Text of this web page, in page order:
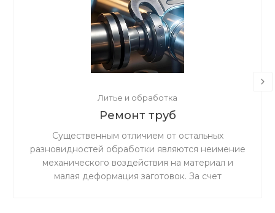
Литье и обработка
Ремонт труб
Существенным отличием от остальных
разновидностей обработки являются неимение
механического воздействия на материал и
малая деформация заготовок. За счет